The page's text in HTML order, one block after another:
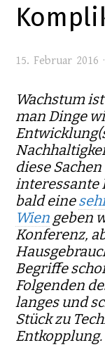
15. Februar 2016
Wachstum
man Dinge
diese
interessante
bald eine
Wien geben
Konferenz,
Begriffe
Folgenden
langes und
Stück zu
Entkopplung.